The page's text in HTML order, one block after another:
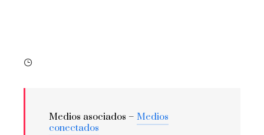
Medios asociados – Medios
conectados